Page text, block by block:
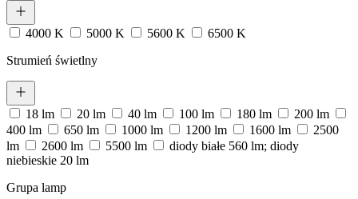
4000 K 5000 K 5600 K
6500 K
Strumień świetlny
18 lm 20 lm 40 lm 100 lm 180 lm
200 lm
400 lm
650 lm 1000 lm 1200 lm 1600 lm
2500
lm
2600 lm 5500 lm
diody białe 560 lm; diody
niebieskie 20 lm
Grupa lamp